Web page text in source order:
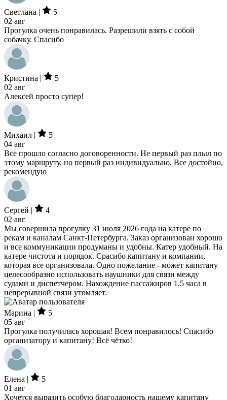
Светлана |
5
02 авг
Прогулка очень понравилась. Разрешили взять с собой
собачку. Спасибо
Кристина |
5
02 авг
Алексей просто супер!
Михаил |
5
04 авг
Все прошло согласно договоренности. Не первый раз плыл по
этому маршруту, но первый раз индивидуально. Все достойно,
рекомендую
Сергей |
4
02 авг
Мы совершила прогулку 31 июля 2026 года на катере по
рекам и каналам Санкт-Петербурга. Заказ организован хорошо
и все коммуникации продуманы и удобны. Катер удобный. На
катере чистота и порядок. Срасибо капитану и компании,
которая все организовала. Одно пожелание - может капитану
целесообразно использовать наушники для связи между
судами и диспетчером. Нахождение пассажиров 1,5 часа в
непрерывной связи утомляет.
Марина |
5
05 авг
Прогулка получилась хорошая! Всем понравилось! Спасибо
организатору и капитану! Всё чётко!
Елена |
5
01 авг
Хочется выразить особую благодарность нашему капитану